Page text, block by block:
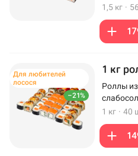
1,5 кг ·
–21%
Для любителей
лосося
1 кг
Роллы
1 кг · 40